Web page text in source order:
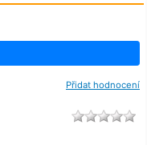
Přidat hodnocení